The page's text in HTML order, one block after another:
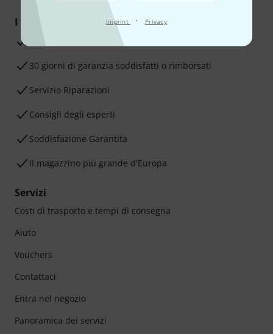
Imprint · Privacy
I tuoi vantaggi
3 anni di garanzia Thomann
30 giorni di garanzia soddisfatti o rimborsati
Servizio Riparazioni
Consigli degli esperti
Soddisfazione Garantita
Il magazzino più grande d'Europa
Servizi
Costi di trasporto e tempi di consegna
Aiuto
Vouchers
Contattaci
Entra nel negozio
Panoramica dei servizi